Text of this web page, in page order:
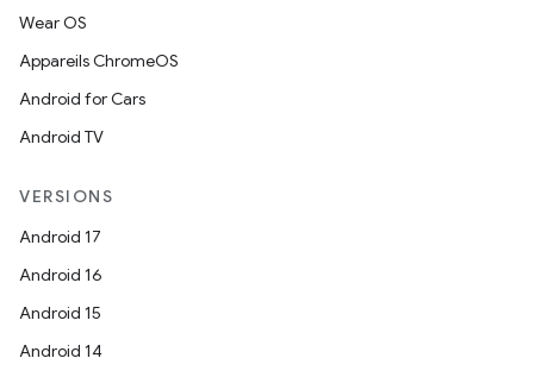
Wear OS
Appareils ChromeOS
Android for Cars
Android TV
VERSIONS
Android 17
Android 16
Android 15
Android 14